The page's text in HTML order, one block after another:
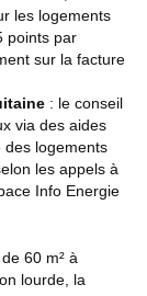
les logements
points par
sur la facture
: le conseil
via des aides
des logements
les appels à
Info Energie
60 m² à
lourde, la